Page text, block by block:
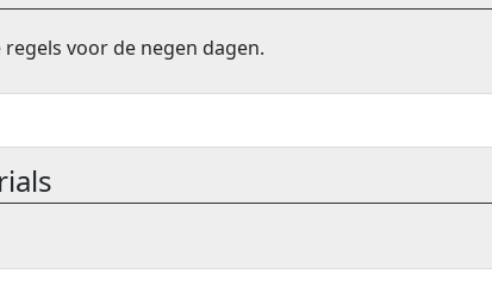
voor de negen dagen.